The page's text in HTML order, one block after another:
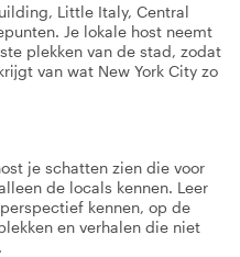
Little Italy, Central
Je lokale host neemt
plekken van de stad, zodat
van wat New York City zo
je schatten zien die voor
de locals kennen. Leer
kennen, op de
en verhalen die niet